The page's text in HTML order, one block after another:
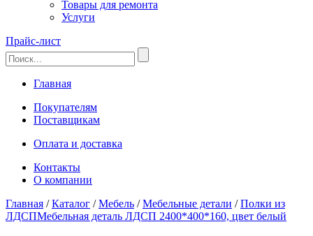
Товары для ремонта
Услуги
Прайс-лист
Главная
Покупателям
Поставщикам
Оплата и доставка
Контакты
О компании
Главная /Каталог /Мебель /Мебельные детали /Полки из
ЛДСПМебельная деталь ЛДСП 2400*400*160, цвет белый